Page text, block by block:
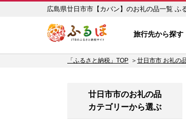
広島
旅行先から探す
「ふるさと納税」TOP 廿日市市 お礼の
廿日市市のお礼の品
カテゴリーから選ぶ